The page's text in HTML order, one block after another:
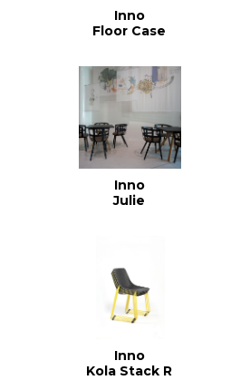
Inno
Floor Case
Inno
Julie
Inno
Kola Stack R